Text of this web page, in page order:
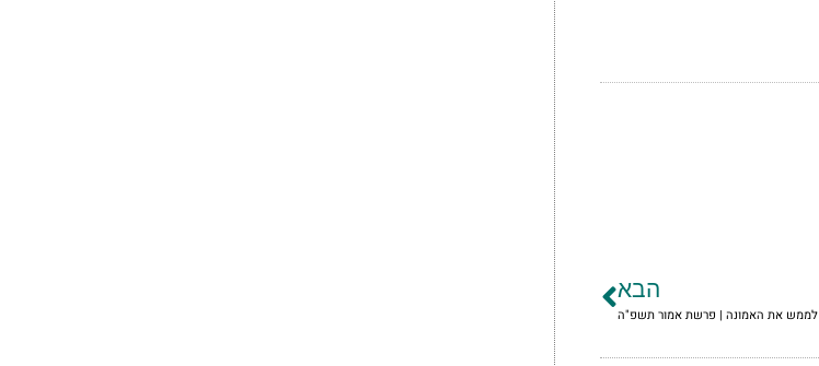
הבא
לממש את האמונה | פרשת אמור תשפ"ה